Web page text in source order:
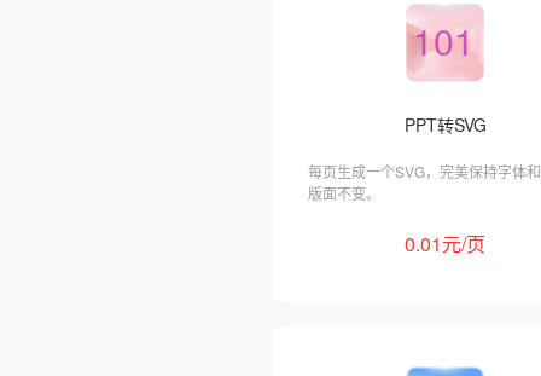
101
PPT转SVG
每页生成一个SVG，完美保持字体
版面不变。
0.01元/页